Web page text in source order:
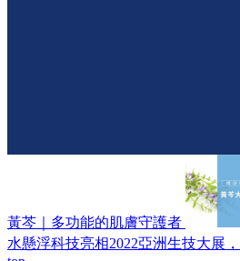
黃芩｜多功能的肌膚守護者
水懸浮科技亮相2022亞洲生技大展